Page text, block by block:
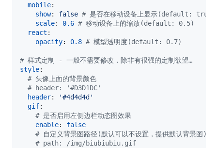
mobile:
show: false # 是否在移动设备上显示(default: true)
scale: 0.6 # 移动设备上的缩放(default: 0.5)
react :
opacity: 0.8 # 模型透明度(default: 0.7)
# 样式定制 - 一般不需要修改，除非有很强的定制欲望…
style:
# 头像上面的背景颜色
# header: '#D3D1DC'
header: '#4d4d4d '
gif:
# 是否启用左侧边栏动态图效果
enable: false
# 自定义背景图路径(默认可以不设置，提供默认背景图)
# path: /img/biubiubiu.gif